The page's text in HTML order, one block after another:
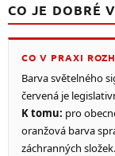
CO JE DOBRÉ
CO V PRAXI
Barva světelného
červená je
K tomu: pro
oranžová barva
záchranných složek.